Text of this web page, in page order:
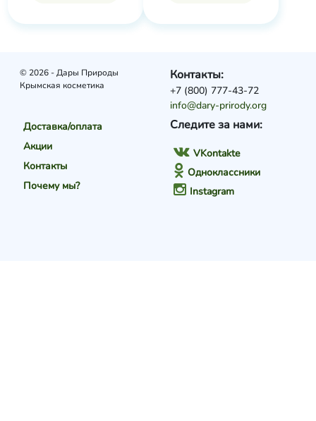
© 2026 - Дары Природы
Крымская косметика
Доставка/оплата
Акции
Контакты
Почему мы?
Следите за нами:
VKontakte
Одноклассники
Instagram
Контакты:
+7 (800) 777-43-72
info@dary-prirody.org